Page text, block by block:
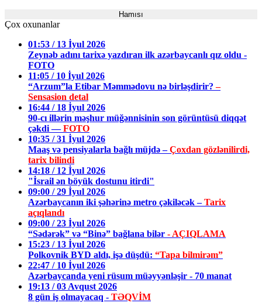
Hamısı
Çox oxunanlar
01:53 / 13 İyul 2026
Zeynəb adını tarixə yazdıran ilk azərbaycanlı qız oldu -
FOTO
11:05 / 10 İyul 2026
“Arzum”la Etibar Məmmədovu nə birləşdirir?–
Sensasion detal
16:44 / 18 İyul 2026
90-cı illərin məşhur müğənnisinin son görüntüsü diqqət
çəkdi —FOTO
10:35 / 31 İyul 2026
Maaş və pensiyalarla bağlı müjdə –Çoxdan gözlənilirdi,
tarix bilindi
14:18 / 12 İyul 2026
"İsrail ən böyük dostunu itirdi"
09:00 / 29 İyul 2026
Azərbaycanın iki şəhərinə metro çəkiləcək –Tarix
açıqlandı
09:00 / 23 İyul 2026
“Sədərək” və “Binə” bağlana bilər - AÇIQLAMA
15:23 / 13 İyul 2026
Polkovnik BYD aldı, işə düşdü: “Tapa bilmirəm”
22:47 / 10 İyul 2026
Azərbaycanda yeni rüsum müəyyənləşir - 70 manat
19:13 / 03 Avqust 2026
8 gün iş olmayacaq - TƏQVİM